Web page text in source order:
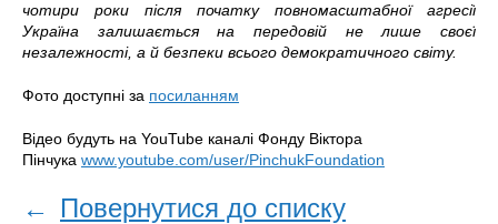
чотири роки після початку повномасштабної агресії
Україна залишається на передовій не лише своєї
незалежності, а й безпеки всього демократичного світу.
Фото доступні за посиланням
Відео будуть на YouTube каналі Фонду Віктора
Пінчука www.youtube.com/user/PinchukFoundation
← Повернутися до списку